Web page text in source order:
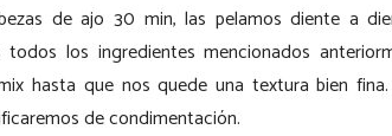
de ajo 30 min, las pelamos diente a
todos los ingredientes mencionados
hasta que nos quede una textura bien
de condimentación.